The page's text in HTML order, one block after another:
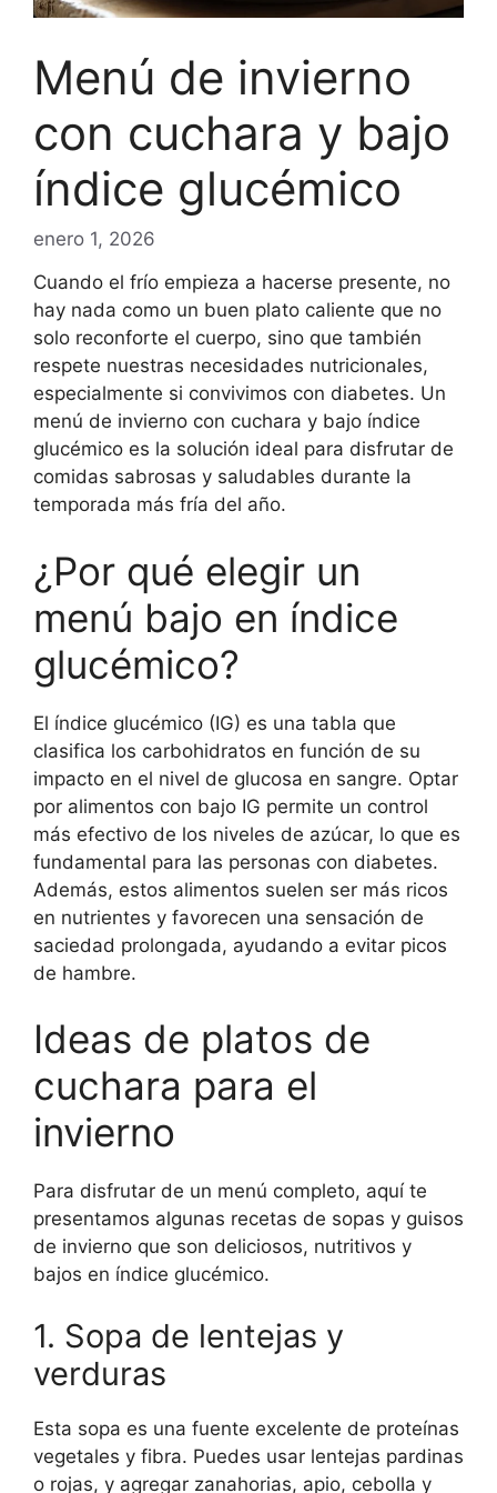
Menú de invierno
con cuchara y bajo
índice glucémico
enero 1, 2026
Cuando el frío empieza a hacerse presente, no
hay nada como un buen plato caliente que no
solo reconforte el cuerpo, sino que también
respete nuestras necesidades nutricionales,
especialmente si convivimos con diabetes. Un
menú de invierno con cuchara y bajo índice
glucémico es la solución ideal para disfrutar de
comidas sabrosas y saludables durante la
temporada más fría del año.
¿Por qué elegir un
menú bajo en índice
glucémico?
El índice glucémico (IG) es una tabla que
clasifica los carbohidratos en función de su
impacto en el nivel de glucosa en sangre. Optar
por alimentos con bajo IG permite un control
más efectivo de los niveles de azúcar, lo que es
fundamental para las personas con diabetes.
Además, estos alimentos suelen ser más ricos
en nutrientes y favorecen una sensación de
saciedad prolongada, ayudando a evitar picos
de hambre.
Ideas de platos de
cuchara para el
invierno
Para disfrutar de un menú completo, aquí te
presentamos algunas recetas de sopas y guisos
de invierno que son deliciosos, nutritivos y
bajos en índice glucémico.
1. Sopa de lentejas y
verduras
Esta sopa es una fuente excelente de proteínas
vegetales y fibra. Puedes usar lentejas pardinas
o rojas, y agregar zanahorias, apio, cebolla y